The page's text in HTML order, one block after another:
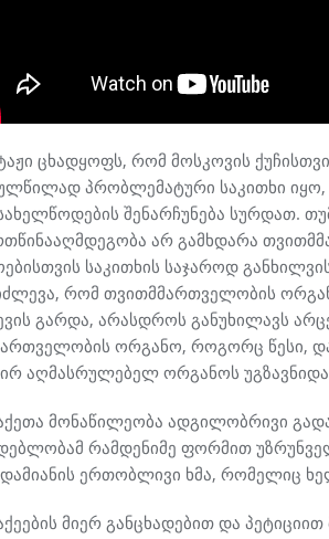
ცხადყოფს, რომ მოსკოვის
პრობლემატური საკითხი იყო,
შენარჩუნება სურდათ.
არ გამხდარა
საკითხის საჯაროდ
რომ თვითმმართველობის
გარდა, არასდროს განუხილავს
ორგანო, როგორც წესი,
აღმასრულებელ ორგანოს
მონაწილეობა ადგილობრივი
რამდენიმე ფორმით
ერთობლივი ხმა, რომელიც
მიერ განცხადებით და